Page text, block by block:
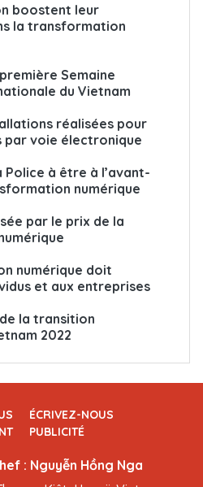
boostent leur
la transformation
Semaine
du Vietnam
réalisées pour
par voie électronique
Police à être à l’avant-
numérique
par le prix de la
numérique doit
et aux entreprises
la transition
2022
ÉCRIVEZ-NOUS
PUBLICITÉ
: Nguyễn Hồng Nga